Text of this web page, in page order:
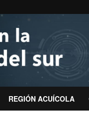
REGIÓN ACUÍCOLA